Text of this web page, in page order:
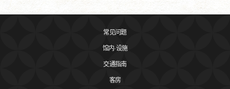
常见问题
馆内·设施
交通指南
客房